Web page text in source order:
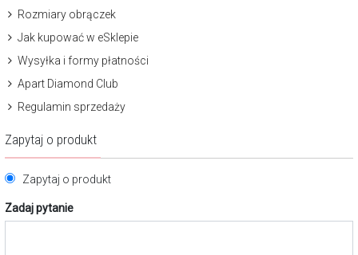
Rozmiary obrączek
Jak kupować w eSklepie
Wysyłka i formy płatności
Apart Diamond Club
Regulamin sprzedaży
Zapytaj o produkt
Zapytaj o produkt
Zadaj pytanie